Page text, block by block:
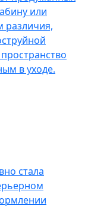
или
различия,
в уходе.
стала